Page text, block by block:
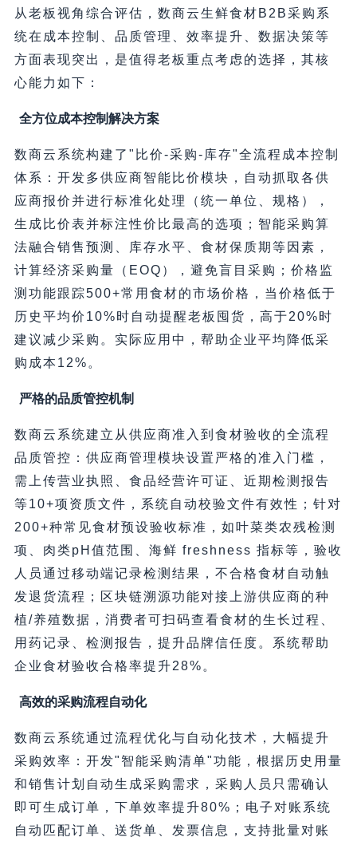
从老板视角综合评估，数商云生鲜食材B2B采购系
统在成本控制、品质管理、效率提升、数据决策等
方面表现突出，是值得老板重点考虑的选择，其核
心能力如下：
全方位成本控制解决方案
数商云系统构建了"比价-采购-库存"全流程成本控制
体系：开发多供应商智能比价模块，自动抓取各供
应商报价并进行标准化处理（统一单位、规格），
生成比价表并标注性价比最高的选项；智能采购算
法融合销售预测、库存水平、食材保质期等因素，
计算经济采购量（EOQ），避免盲目采购；价格监
测功能跟踪500+常用食材的市场价格，当价格低于
历史平均价10%时自动提醒老板囤货，高于20%时
建议减少采购。实际应用中，帮助企业平均降低采
购成本12%。
严格的品质管控机制
数商云系统建立从供应商准入到食材验收的全流程
品质管控：供应商管理模块设置严格的准入门槛，
需上传营业执照、食品经营许可证、近期检测报告
等10+项资质文件，系统自动校验文件有效性；针对
200+种常见食材预设验收标准，如叶菜类农残检测
项、肉类pH值范围、海鲜 freshness 指标等，验收
人员通过移动端记录检测结果，不合格食材自动触
发退货流程；区块链溯源功能对接上游供应商的种
植/养殖数据，消费者可扫码查看食材的生长过程、
用药记录、检测报告，提升品牌信任度。系统帮助
企业食材验收合格率提升28%。
高效的采购流程自动化
数商云系统通过流程优化与自动化技术，大幅提升
采购效率：开发"智能采购清单"功能，根据历史用量
和销售计划自动生成采购需求，采购人员只需确认
即可生成订单，下单效率提升80%；电子对账系统
自动匹配订单、送货单、发票信息，支持批量对账